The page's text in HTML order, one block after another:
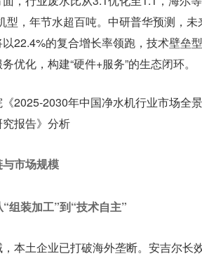
型，年节水超百吨。中研普华预测，未
22.4%的复合增长率领跑，技术壁垒
优化，构建“硬件+服务”的生态闭环。
2025-2030年中国净水机行业市场全
报告》分析
市场规模
组装加工”到“技术自主”
本土企业已打破海外垄断。安吉尔长